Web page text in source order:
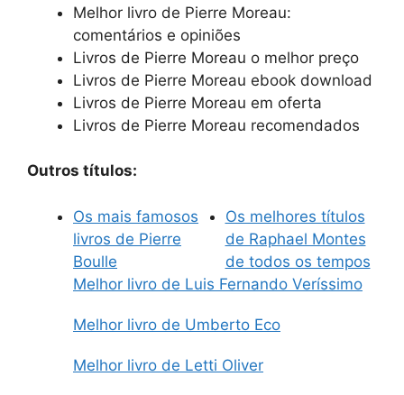
Melhor livro de Pierre Moreau:
comentários e opiniões
Livros de Pierre Moreau o melhor preço
Livros de Pierre Moreau ebook download
Livros de Pierre Moreau em oferta
Livros de Pierre Moreau recomendados
Outros títulos:
Os mais famosos
livros de Pierre
Boulle
Os melhores títulos
de Raphael Montes
de todos os tempos
Melhor livro de Luis Fernando Veríssimo
Melhor livro de Umberto Eco
Melhor livro de Letti Oliver